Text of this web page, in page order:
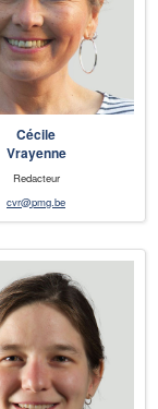
Cécile
Vrayenne
Redacteur
cvr@pmg.be